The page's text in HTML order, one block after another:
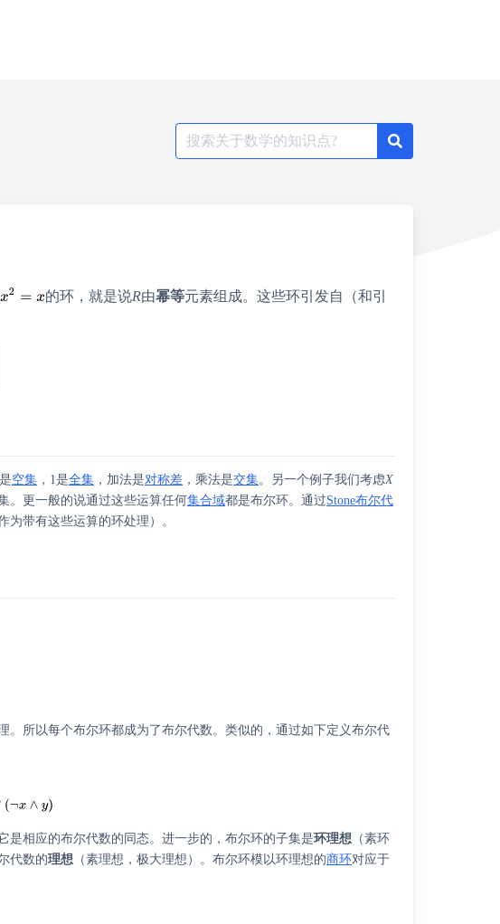
Search
for:
的环，就是说R由幂等元素组成。这些环引发自（和引
空集 ，1是全集 ，加法是对称差 ，乘法是交集。另一个例子我们考虑X
。更一般的说通过这些运算任何集合域都是布尔环。通过Stone布尔代
为带有这些运算的环处理）。
。所以每个布尔环都成为了布尔代数。类似的，通过如下定义布尔代
是相应的布尔代数的同态。进一步的，布尔环的子集是环理想 （素环
代数的理想 （素理想，极大理想）。布尔环模以环理想的商环对应于